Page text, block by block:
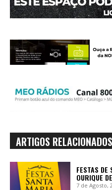
ARTIGOS RELACIONADOS
FESTAS DE
OURIQUE
7 de Agosto,